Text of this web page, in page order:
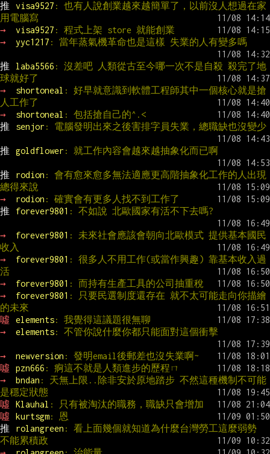
推
visa9527 : 也有人說創業越來越簡單了，以前沒人想過在家
用電腦寫
→
visa9527 : 程式上架 store 就能創業
→
yyc1217 : 當年蒸氣機革命也是這樣 失業的人有變多嗎
推 laba5566 : 沒差吧 人類從古至今哪一次不是自殺 殺完了地
球就好了
→
shortoneal : 好早就意識到軟體工程師其中一個核心就是搶
人工作了
→
shortoneal : 包括搶自己的^.<
推
senjor : 電腦發明出來之後害排字員失業，總職缺也沒變少
推 goldflower : 就工作內容會越來越抽象化而已啊
推 rodion : 會有愈來愈多無法適應更高階抽象化工作的人出現
總得來說
→
rodion : 確實會有更多人找不到工作了
推
forever9801 : 不如說 北歐國家有活不下去嗎?
→ forever9801 : 未來社會應該會朝向北歐模式 提供基本國民
收入
→
forever9801 : 很多人不用工作(或當作興趣) 靠基本收入過
活
→
forever9801 : 而持有生產工具的公司抽重稅
→
forever9801 : 只要民選制度還存在 就不太可能走向你描繪
的未來
噓
elements: 我覺得這議題很無聊
→
elements: 不管你說什麼你都只能面對這個衝擊
→ newversion : 發明email後郵差也沒失業啊~
噓
pzn666 : 痾這不就是人類進步的歷程ㄇ
→
bndan : 天無上限..除非安於原地踏步 不然這種機制不可能
是穩定狀態
噓
Klauhal : 只有被淘汰的職務，職缺只會增加
噓
kurtsgm: 恩
推
rolangreen : 看上面幾個就知道為什麼台灣勞工這麼弱勢
不能累積政